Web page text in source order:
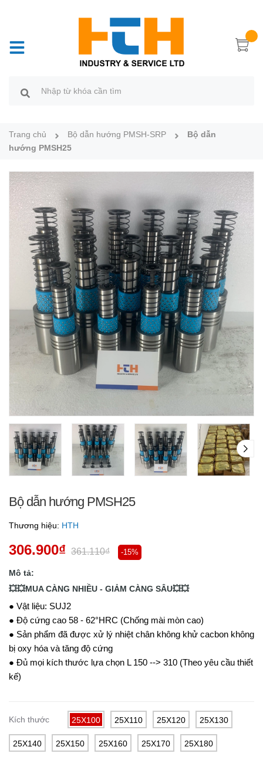
Trang chủ Bộ dẫn hướng PMSH-SRP
Bộ dẫn
hướng PMSH25
Bộ dẫn hướng PMSH25
Thương hiệu: HTH
306.900₫ 361.110₫ -15%
Mô tả:
💥💥MUA CÀNG NHIỀU - GIẢM CÀNG SÂU💥💥
● Vật liệu: SUJ2
● Độ cứng cao 58 - 62°HRC (Chống mài mòn cao)
● Sản phẩm đã được xử lý nhiệt chân không khử cacbon không
bị oxy hóa và tăng độ cứng
● Đủ mọi kích thước lựa chọn L 150 --> 310 (Theo yêu cầu thiết
kế)
Kích thước 25X100 25X110 25X120 25X130
25X140 25X150 25X160 25X170 25X180